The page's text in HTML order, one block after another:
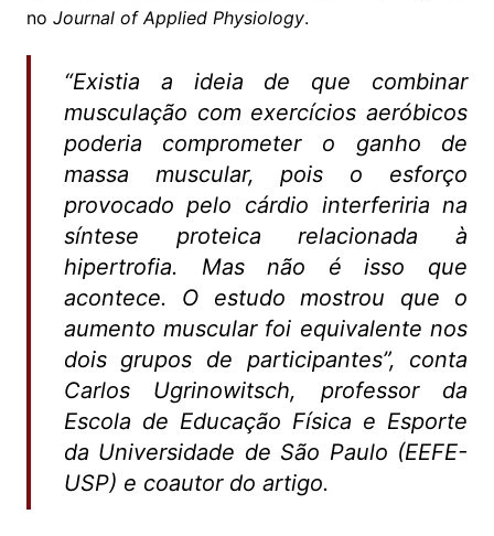
no Journal of Applied Physiology.
“Existia a ideia de que combinar
musculação com exercícios aeróbicos
poderia comprometer o ganho de
massa muscular, pois o esforço
provocado pelo cárdio interferiria na
síntese proteica relacionada à
hipertrofia. Mas não é isso que
acontece. O estudo mostrou que o
aumento muscular foi equivalente nos
dois grupos de participantes”, conta
Carlos Ugrinowitsch, professor da
Escola de Educação Física e Esporte
da Universidade de São Paulo (EEFE-
USP) e coautor do artigo.